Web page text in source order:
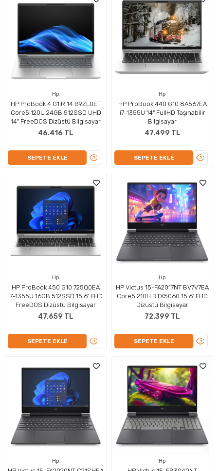
Hp
HP ProBook 4 G1iR 14 B9ZL0ET
Core5 120U 24GB 512SSD UHD
14" FreeDOS Dizüstü Bilgisayar
46.416 TL
SEPETE EKLE
ÜRÜNÜ
Hp
HP ProBook 440 G10 8A567EA
i7-1355U 14" FullHD Taşınabilir
Bilgisayar
47.499 TL
SEPETE EKLE
Hp
HP ProBook 450 G10 725Q0EA
i7-1355U 16GB 512SSD 15.6" FHD
FreeDOS Dizüstü Bilgisayar
47.659 TL
SEPETE EKLE
ÜRÜNÜ
Hp
HP Victus 15-FA2017NT BV7V7EA
Core5 210H RTX5060 15.6" FHD
Dizüstü Bilgisayar
72.399 TL
SEPETE EKLE
Hp Hp